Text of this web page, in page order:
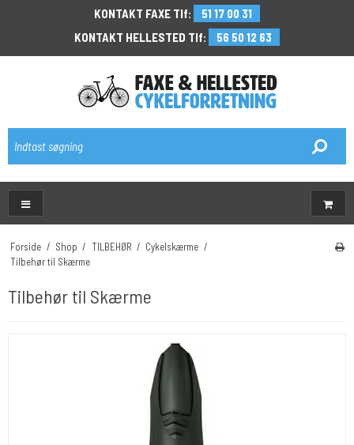
KONTAKT FAXE Tlf:
51 17 00 31
KONTAKT HELLESTED Tlf:
56 50 12 63
Forside / Shop / TILBEHØR / Cykelskærme /
Tilbehør til Skærme
Tilbehør til Skærme